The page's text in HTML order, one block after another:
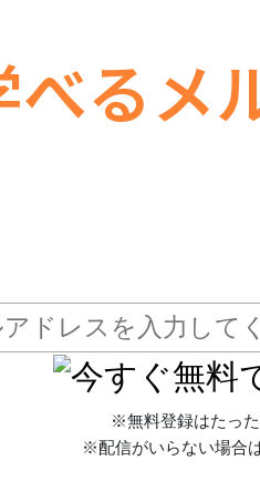
べるメ
※無料登録はたっ
※配信がいらない場合